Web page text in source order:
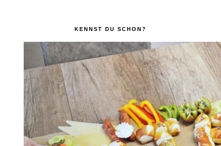
KENNST DU SCHON?